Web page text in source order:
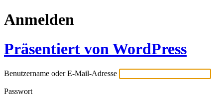
Anmelden
Präsentiert von WordPress
Benutzername oder E-Mail-Adresse
Passwort